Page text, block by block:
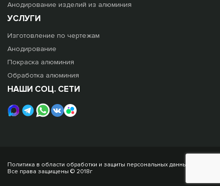
Анодирование изделий из алюминия
УСЛУГИ
Изготовление по чертежам
Анодирование
Покраска алюминия
Обработка алюминия
НАШИ СОЦ. СЕТИ
Все права защищены © 2018г
Политика в области обработки и защиты персональных данных